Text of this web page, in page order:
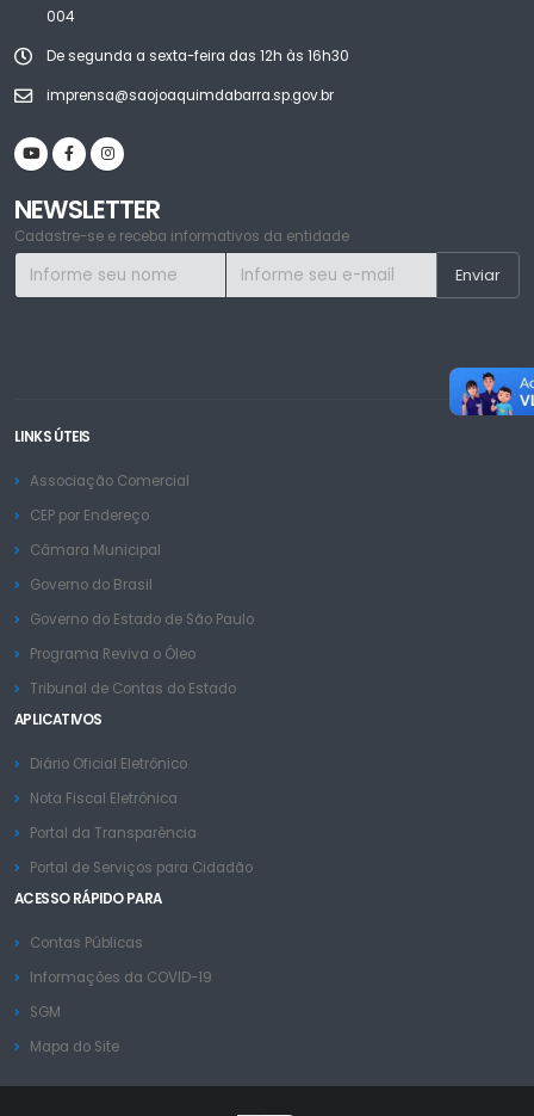
004
De segunda a sexta-feira das 12h às 16h30
imprensa@saojoaquimdabarra.sp.gov.br
NEWSLETTER
Cadastre-se e receba informativos da entidade
LINKS ÚTEIS
Associação Comercial
CEP por Endereço
Câmara Municipal
Governo do Brasil
Governo do Estado de São Paulo
Programa Reviva o Óleo
Tribunal de Contas do Estado
APLICATIVOS
Diário Oficial Eletrônico
Nota Fiscal Eletrônica
Portal da Transparência
Portal de Serviços para Cidadão
ACESSO RÁPIDO PARA
Contas Públicas
Informações da COVID-19
SGM
Mapa do Site